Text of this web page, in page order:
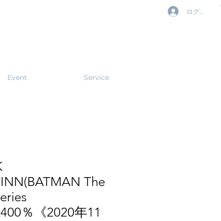
ログイン
Event Service
The
％《2020年11